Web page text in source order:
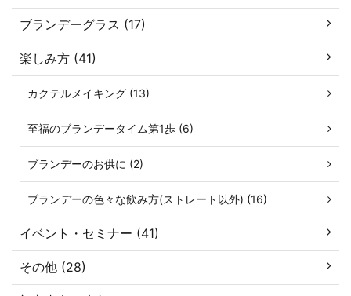
ブランデーグラス (17)
楽しみ方 (41)
カクテルメイキング (13)
至福のブランデータイム第1歩 (6)
ブランデーのお供に (2)
ブランデーの色々な飲み方(ストレート以外) (16)
イベント・セミナー (41)
その他 (28)